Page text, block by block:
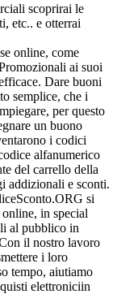
scoprirai le
etc.. e otterrai
online, come
ai suoi
Dare buoni
semplice, che i
per questo
un buono
i codici
alfanumerico
del carrello della
addizionali e sconti.
si
in special
al pubblico in
il nostro lavoro
i loro
tempo, aiutiamo
elettroniciin